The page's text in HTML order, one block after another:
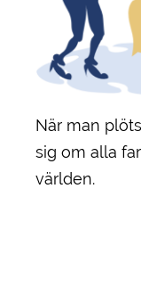
När man
sig om alla
världen.